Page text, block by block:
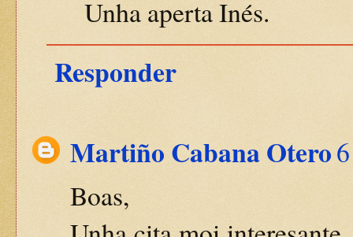
Unha aperta Inés.
Responder
Martiño Cabana Otero
Boas,